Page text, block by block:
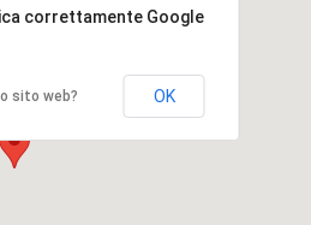
correttamente Google
sito web? OK